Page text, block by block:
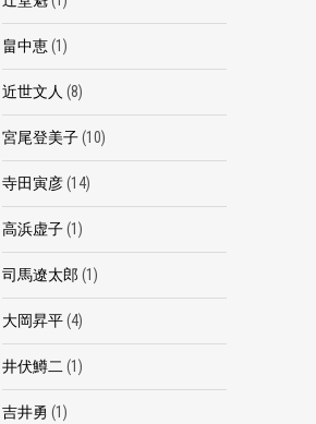
畠中恵(1)
近世文人 (8)
宮尾登美子(10)
寺田寅彦(14)
高浜虚子(1)
司馬遼太郎 (1)
大岡昇平(4)
井伏鱒二 (1)
吉井勇 (1)